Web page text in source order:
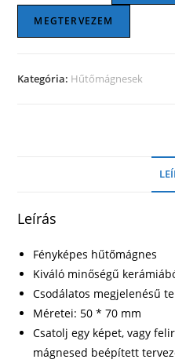
Téglalap
MEGTERVEZEM
Kategória: Hűtőmágnesek
Leírás
Fényképes hűtőmágnes
Kiváló minőségű
Csodálatos megjelenésű
Méretei: 50 * 70 mm
Csatolj egy képet, vagy
mágnesed beépített